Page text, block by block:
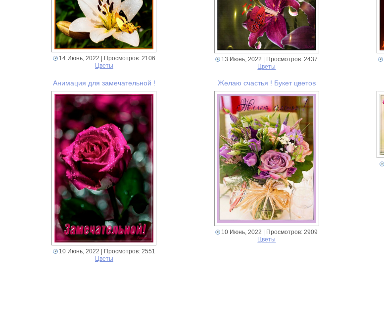
14 Июнь, 2022 | Просмотров: 2106
Цветы
13 Июнь, 2022 | Просмотров: 2437
Цветы
Анимация для замечательной !
10 Июнь, 2022 | Просмотров: 2551
Цветы
Желаю счастья ! Букет цветов
10 Июнь, 2022 | Просмотров: 2909
Цветы